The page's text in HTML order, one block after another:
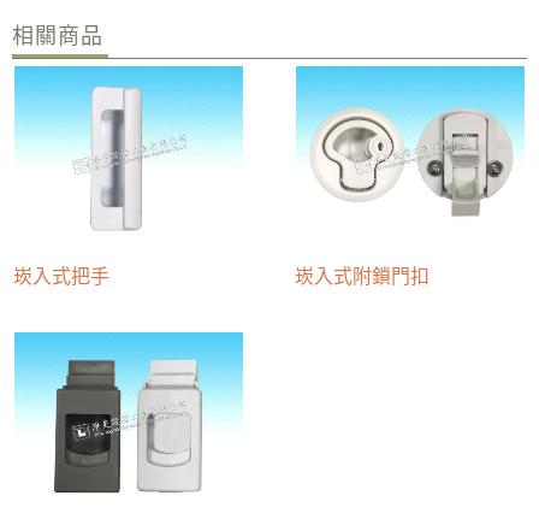
相關商品
崁入式把手 崁入式附鎖門扣